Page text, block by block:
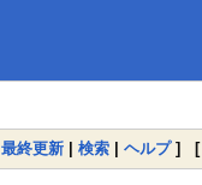
最終更新 | 検索 | ヘルプ] [